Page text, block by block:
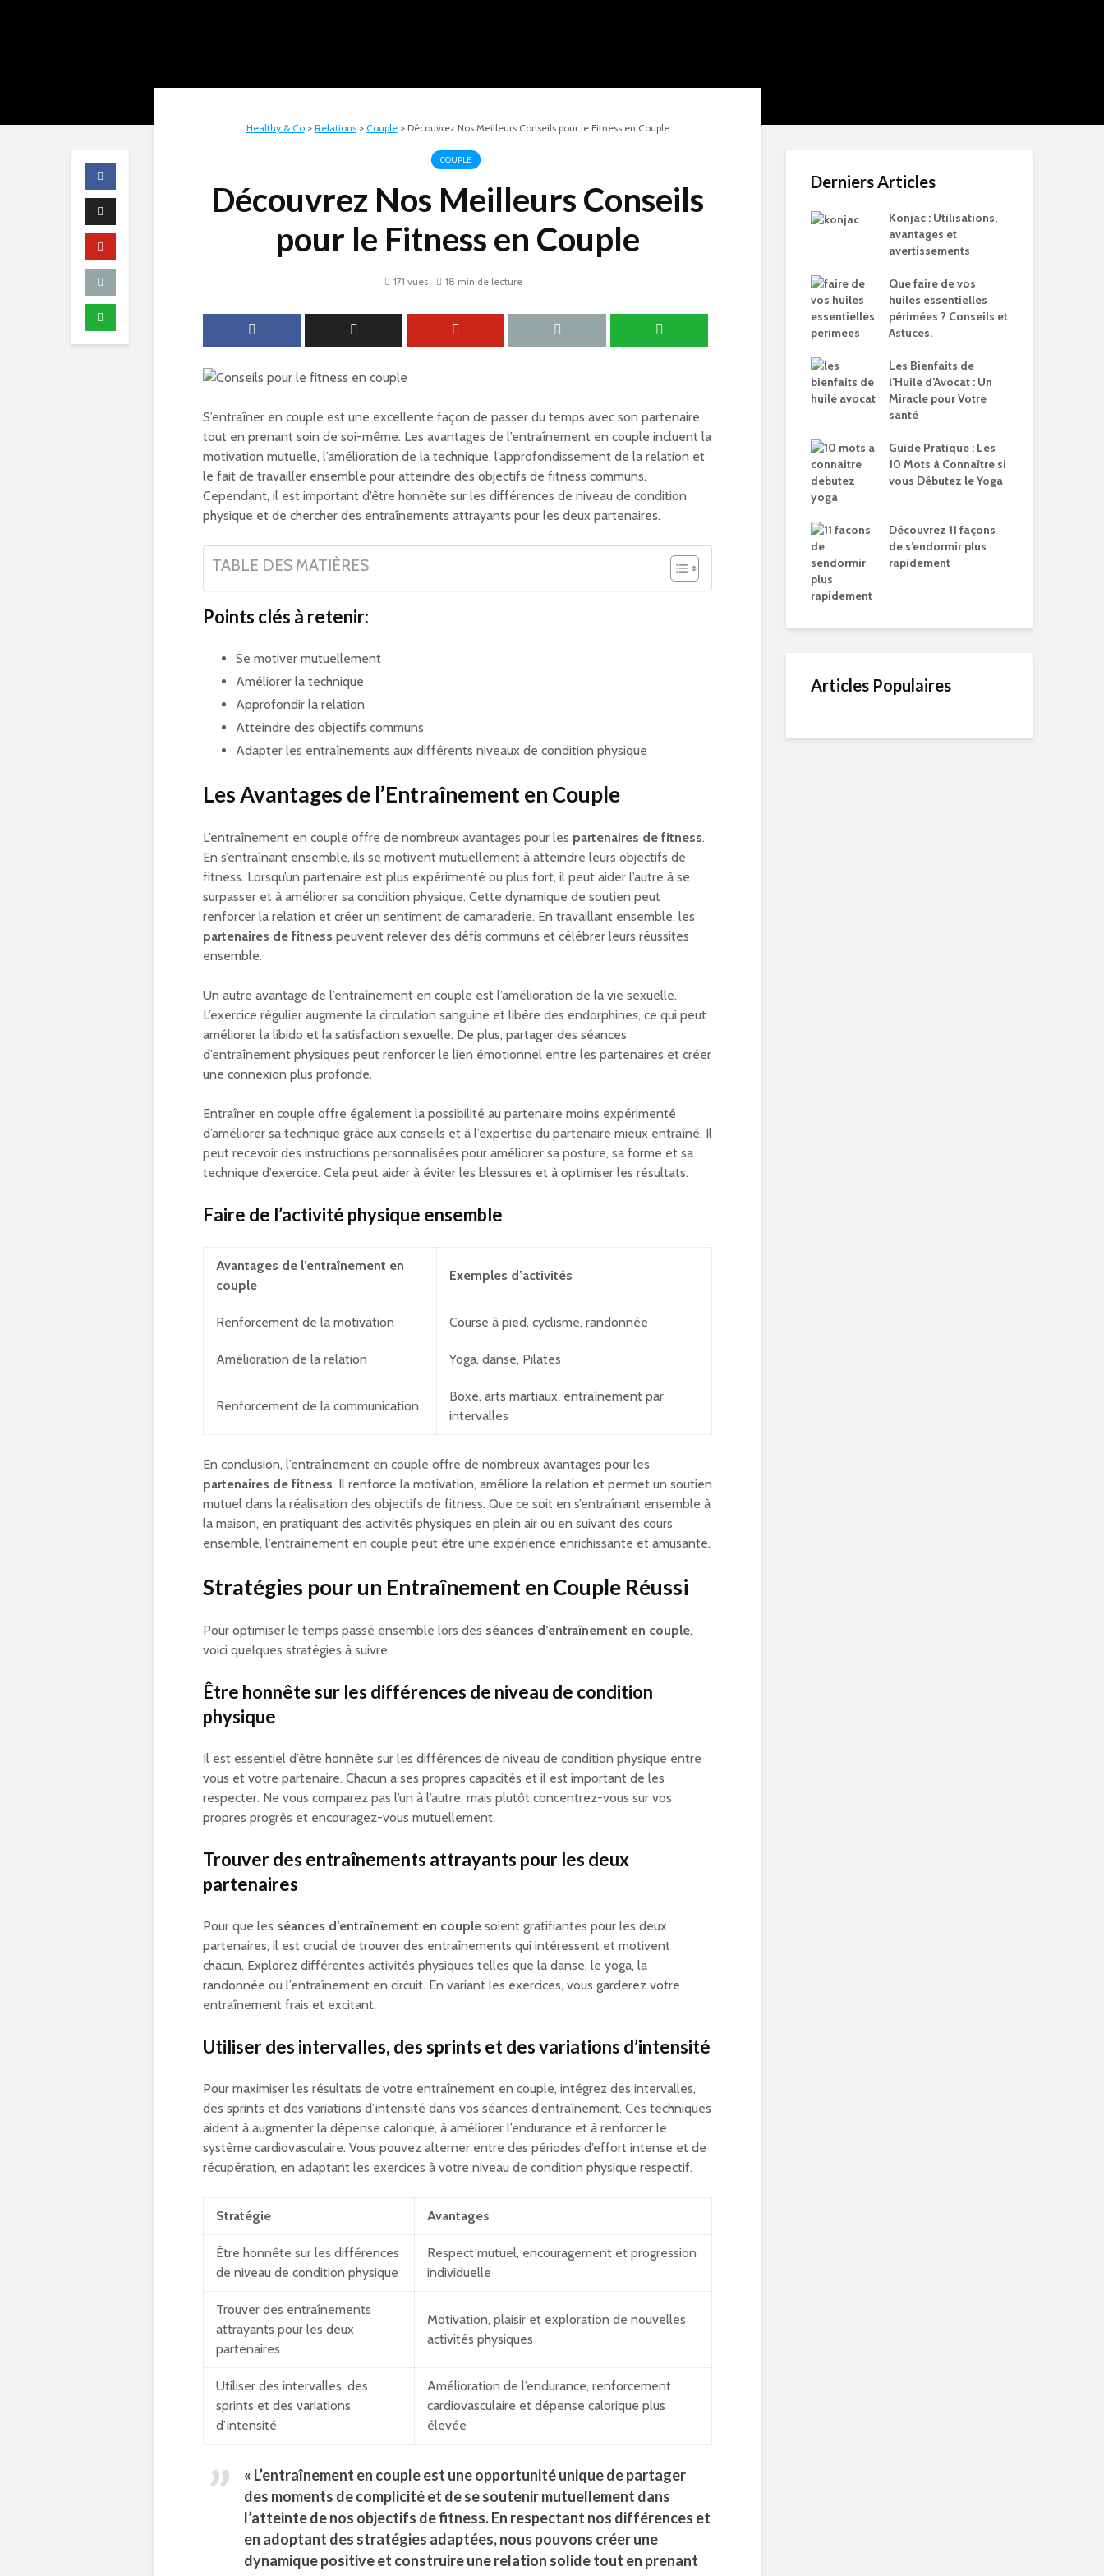
Healthy & Co> Relations> Couple> Découvrez Nos Meilleurs Conseils pour le Fitness en Couple
COUPLE
Découvrez Nos Meilleurs Conseils
pour le Fitness en Couple
171 vues 18 min de lecture
S’entraîner en couple est une excellente façon de passer du temps avec son partenaire
tout en prenant soin de soi-même. Les avantages de l’entraînement en couple incluent la
motivation mutuelle, l’amélioration de la technique, l’approfondissement de la relation et
le fait de travailler ensemble pour atteindre des objectifs de fitness communs.
Cependant, il est important d’être honnête sur les différences de niveau de condition
physique et de chercher des entraînements attrayants pour les deux partenaires.
TABLE DES MATIÈRES
Points clés à retenir:
Se motiver mutuellement
Améliorer la technique
Approfondir la relation
Atteindre des objectifs communs
Adapter les entraînements aux différents niveaux de condition physique
Les Avantages de l’Entraînement en Couple
L’entraînement en couple offre de nombreux avantages pour les partenaires de fitness.
En s’entraînant ensemble, ils se motivent mutuellement à atteindre leurs objectifs de
fitness. Lorsqu’un partenaire est plus expérimenté ou plus fort, il peut aider l’autre à se
surpasser et à améliorer sa condition physique. Cette dynamique de soutien peut
renforcer la relation et créer un sentiment de camaraderie. En travaillant ensemble, les
partenaires de fitness peuvent relever des défis communs et célébrer leurs réussites
ensemble.
Un autre avantage de l’entraînement en couple est l’amélioration de la vie sexuelle.
L’exercice régulier augmente la circulation sanguine et libère des endorphines, ce qui peut
améliorer la libido et la satisfaction sexuelle. De plus, partager des séances
d’entraînement physiques peut renforcer le lien émotionnel entre les partenaires et créer
une connexion plus profonde.
Entraîner en couple offre également la possibilité au partenaire moins expérimenté
d’améliorer sa technique grâce aux conseils et à l’expertise du partenaire mieux entraîné. Il
peut recevoir des instructions personnalisées pour améliorer sa posture, sa forme et sa
technique d’exercice. Cela peut aider à éviter les blessures et à optimiser les résultats.
Faire de l’activité physique ensemble
Avantages de l’entraînement en
couple
Exemples d’activités
Renforcement de la motivation Course à pied, cyclisme, randonnée
Amélioration de la relation Yoga, danse, Pilates
Renforcement de la communication
Boxe, arts martiaux, entraînement par
intervalles
En conclusion, l’entraînement en couple offre de nombreux avantages pour les
partenaires de fitness. Il renforce la motivation, améliore la relation et permet un soutien
mutuel dans la réalisation des objectifs de fitness. Que ce soit en s’entraînant ensemble à
la maison, en pratiquant des activités physiques en plein air ou en suivant des cours
ensemble, l’entraînement en couple peut être une expérience enrichissante et amusante.
Stratégies pour un Entraînement en Couple Réussi
Pour optimiser le temps passé ensemble lors des séances d’entraînement en couple,
voici quelques stratégies à suivre.
Être honnête sur les différences de niveau de condition
physique
Il est essentiel d’être honnête sur les différences de niveau de condition physique entre
vous et votre partenaire. Chacun a ses propres capacités et il est important de les
respecter. Ne vous comparez pas l’un à l’autre, mais plutôt concentrez-vous sur vos
propres progrès et encouragez-vous mutuellement.
Trouver des entraînements attrayants pour les deux
partenaires
Pour que les séances d’entraînement en couple soient gratifiantes pour les deux
partenaires, il est crucial de trouver des entraînements qui intéressent et motivent
chacun. Explorez différentes activités physiques telles que la danse, le yoga, la
randonnée ou l’entraînement en circuit. En variant les exercices, vous garderez votre
entraînement frais et excitant.
Utiliser des intervalles, des sprints et des variations d’intensité
Pour maximiser les résultats de votre entraînement en couple, intégrez des intervalles,
des sprints et des variations d’intensité dans vos séances d’entraînement. Ces techniques
aident à augmenter la dépense calorique, à améliorer l’endurance et à renforcer le
système cardiovasculaire. Vous pouvez alterner entre des périodes d’effort intense et de
récupération, en adaptant les exercices à votre niveau de condition physique respectif.
Stratégie Avantages
Être honnête sur les différences
de niveau de condition physique
Respect mutuel, encouragement et progression
individuelle
Trouver des entraînements
attrayants pour les deux
partenaires
Motivation, plaisir et exploration de nouvelles
activités physiques
Utiliser des intervalles, des
sprints et des variations
d’intensité
Amélioration de l’endurance, renforcement
cardiovasculaire et dépense calorique plus
élevée
« L’entraînement en couple est une opportunité unique de partager
des moments de complicité et de se soutenir mutuellement dans
l’atteinte de nos objectifs de fitness. En respectant nos différences et
en adoptant des stratégies adaptées, nous pouvons créer une
dynamique positive et construire une relation solide tout en prenant
Derniers Articles
Konjac : Utilisations,
avantages et
avertissements
Que faire de vos
huiles essentielles
périmées ? Conseils et
Astuces.
Les Bienfaits de
l’Huile d’Avocat : Un
Miracle pour Votre
santé
Guide Pratique : Les
10 Mots à Connaître si
vous Débutez le Yoga
Découvrez 11 façons
de s’endormir plus
rapidement
Articles Populaires